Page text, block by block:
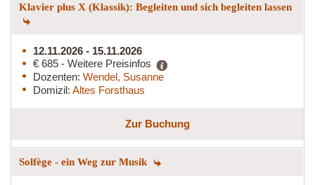
Klavier plus X (Klassik): Begleiten und sich begleiten lassen
12.11.2026 - 15.11.2026
€ 685 - Weitere Preisinfos
Dozenten: Wendel, Susanne
Domizil: Altes Forsthaus
Zur Buchung
Solfège - ein Weg zur Musik